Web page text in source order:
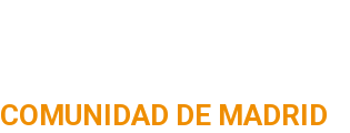
COMUNIDAD DE MADRID